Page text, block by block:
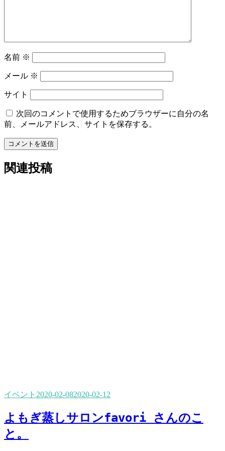
名前 ※
メール ※
サイト
次回のコメントで使用するためブラウザーに自分の名
前、メールアドレス、サイトを保存する。
コメントを送信
関連投稿
イベント 2020-02-082020-02-12
よもぎ蒸しサロンfavori さんのこ
と。